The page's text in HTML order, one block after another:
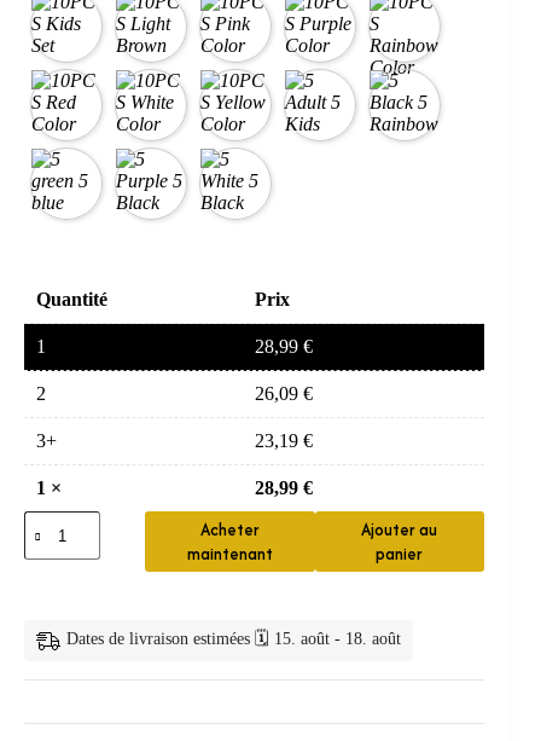
Quantité Prix
1 28,99 €
2 26,09 €
3+ 23,19 €
1 × 28,99 €
quantité
de
bambou
Ensemble
10
à
Acheter
maintenant
Ajouter au
panier
Dates de livraison estimées 🗓️ 15. août - 18. août